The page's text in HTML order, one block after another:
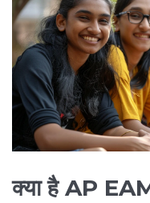
क्या है AP